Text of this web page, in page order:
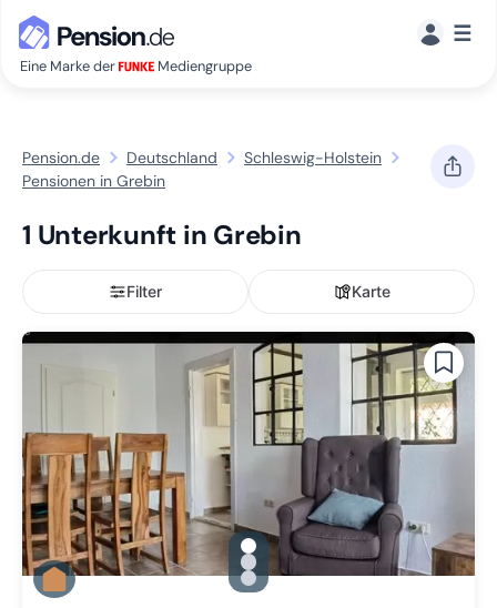
Eine Marke der Mediengruppe
☰
Pension.de Deutschland
Schleswig-Holstein
Pensionen in Grebin
1 Unterkunft in Grebin
Filter Karte
gallery.slide_selector
Zu Slide 1 wechseln
Zu Slide 2 wechseln
Zu Slide 3 wechseln